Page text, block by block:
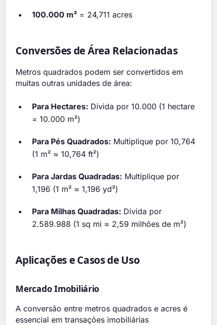
100.000 m² = 24,711 acres
Conversões de Área Relacionadas
Metros quadrados podem ser convertidos em
muitas outras unidades de área:
Para Hectares: Divida por 10.000 (1 hectare
= 10.000 m²)
Para Pés Quadrados: Multiplique por 10,764
(1 m² ≈ 10,764 ft²)
Para Jardas Quadradas: Multiplique por
1,196 (1 m² ≈ 1,196 yd²)
Para Milhas Quadradas: Divida por
2.589.988 (1 sq mi ≈ 2,59 milhões de m²)
Aplicações e Casos de Uso
Mercado Imobiliário
A conversão entre metros quadrados e acres é
essencial em transações imobiliárias